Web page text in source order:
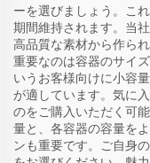
ーを選びましょう。こ
期間維持されます。当
高品質な素材から作ら
重要なのは容器のサイ
いうお客様向けに小容
が適しています。気に
のをご購入いただく可
量と、各容器の容量を
ンも重要です。ご自身